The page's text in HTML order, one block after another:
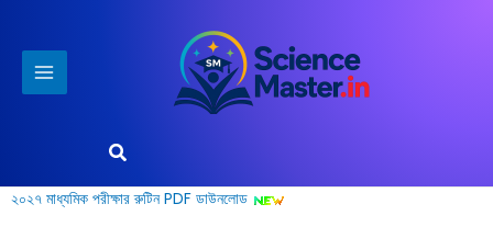
content
Search
২০২৭ মাধ্যমিক পরীক্ষার রুটিন PDF ডাউনলোড